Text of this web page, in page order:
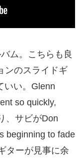
ム。こちらも良
ンのスライドギ
いい。Glenn
so quickly,
、サビがDon
beginning to fade
ターが見事に余